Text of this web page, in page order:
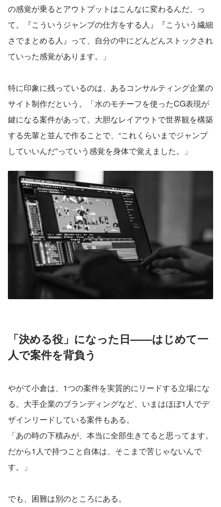
の感覚が乗るとアウトプットはこんなに変わるんだ、っ
て。『こういうジャンプの仕方をする人』『こういう繊細
さでまとめる人』って、自分の中にどんどんストックされ
ていった感覚があります。」
特に印象に残っているのは、あるコンサルティング企業の
サイト制作だという。「水のモチーフを使ったCG表現が
鍵になる案件があって。大胆なレイアウトで世界観を構築
する先輩と並んで作ることで、“これくらいまでジャンプ
していいんだ”っていう感覚を身体で覚えました。」
「決める役」になった日——はじめて一
人で案件を背負う
やがて小倉は、1つの案件を実質的にリードする立場にな
る。大手企業のブランディングなど、いまはほぼ1人でデ
ザインリードしている案件もある。
「あの時の下積みが、本当に全部生きてると思ってます。
だから1人で持つこと自体は、そこまで苦じゃないんで
す。」
でも、困難は別のところにある。